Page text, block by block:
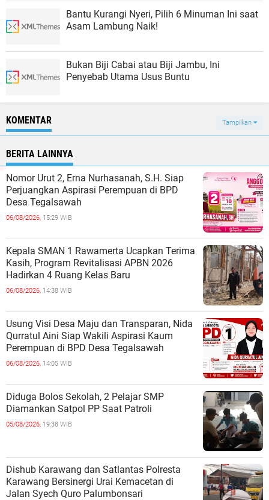
Bantu Kurangi Nyeri, Pilih 6 Minuman Ini saat
Asam Lambung Naik!
Bukan Biji Cabai atau Biji Jambu, Ini
Penyebab Utama Usus Buntu
KOMENTAR Tampilkan
BERITA LAINNYA
Nomor Urut 2, Erna Nurhasanah, S.H. Siap
Perjuangkan Aspirasi Perempuan di BPD
Desa Tegalsawah
06/08/2026, 15:29 WIB
Kepala SMAN 1 Rawamerta Ucapkan Terima
Kasih, Program Revitalisasi APBN 2026
Hadirkan 4 Ruang Kelas Baru
06/08/2026, 14:38 WIB
Usung Visi Desa Maju dan Transparan, Nida
Qurratul Aini Siap Wakili Aspirasi Kaum
Perempuan di BPD Desa Tegalsawah
06/08/2026, 14:05 WIB
Diduga Bolos Sekolah, 2 Pelajar SMP
Diamankan Satpol PP Saat Patroli
05/08/2026, 19:38 WIB
Dishub Karawang dan Satlantas Polresta
Karawang Bersinergi Urai Kemacetan di
Jalan Syech Quro Palumbonsari